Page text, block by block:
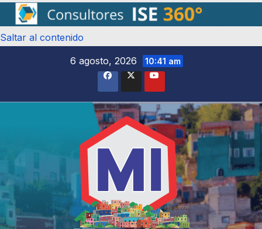
Saltar al contenido
6 agosto, 2026
10:41 am